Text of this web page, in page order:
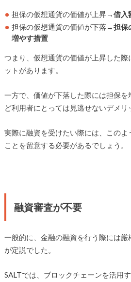
担保の仮想通貨の価値が上昇→借入
担保の仮想通貨の価値が下落→担保
増やす措置
つまり、仮想通貨の価値が上昇した際
ットがあります。
一方で、価値が下落した際には担保
ど利用者にとっては見逃せないデメリ
実際に融資を受けたい際には、このよ
ことを留意する必要があるでしょう。
融資審査が不要
一般的に、金融の融資を行う際には
が定説でした。
SALTでは、ブロックチェーンを活用